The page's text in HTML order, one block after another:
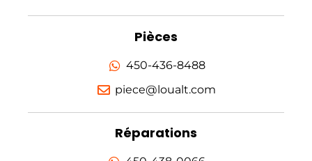
Pièces
450-436-8488
piece@loualt.com
Réparations